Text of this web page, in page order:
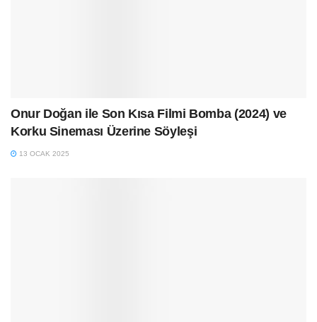
Onur Doğan ile Son Kısa Filmi Bomba (2024) ve
Korku Sineması Üzerine Söyleşi
13 OCAK 2025